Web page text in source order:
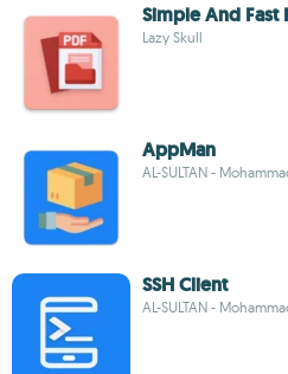
Simple And Fast
Lazy Skull
AppMan
AL-SULTAN -
SSH Client
AL-SULTAN -